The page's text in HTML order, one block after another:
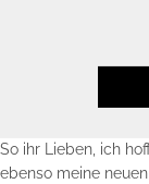
Der Mister
So ihr Lieben, ich
ebenso meine